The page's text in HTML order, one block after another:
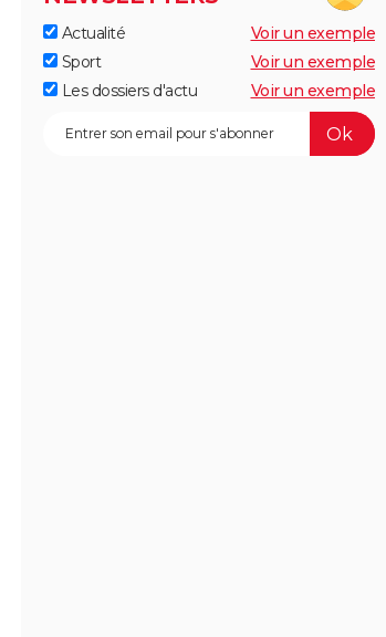
Actualité
Voir un exemple
Sport
Voir un exemple
Les dossiers d'actu
Voir un exemple